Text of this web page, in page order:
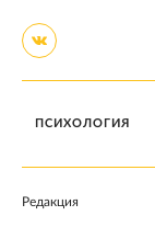
ПСИХОЛОГИЯ
Редакция